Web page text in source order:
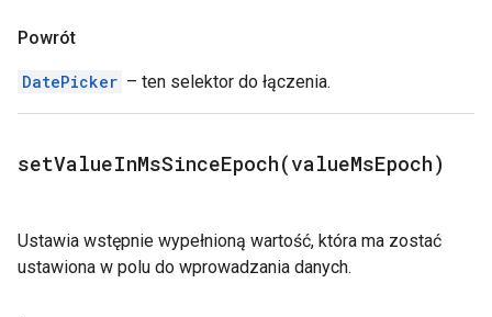
Powrót
DatePicker – ten selektor do łączenia.
setValueInMsSinceEpoch(valueMsEpoch)
Ustawia wstępnie wypełnioną wartość, która ma zostać
ustawiona w polu do wprowadzania danych.